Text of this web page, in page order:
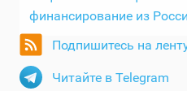
финансирование из
Подпишитесь на
Читайте в Telegram